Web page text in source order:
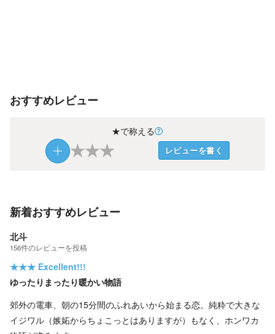
おすすめレビュー
★で称える
★★★ レビューを書く
新着おすすめレビュー
北斗
156件のレビューを投稿
★★★ Excellent!!!
ゆったりまったり暖かい物語
郊外の電車、朝の15分間のふれあいから始まる恋。純粋で大きな
イジワル（嫉妬からちょこっとはありますが）もなく、ホンワカ